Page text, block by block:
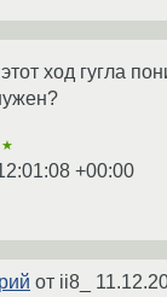
ход гугла
+00:00
от ii8_